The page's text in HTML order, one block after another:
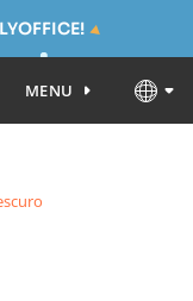
MENU